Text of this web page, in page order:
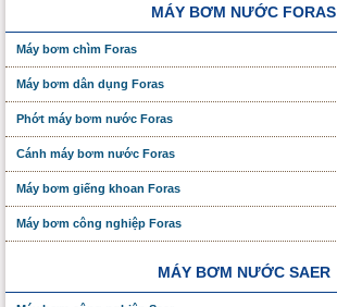
MÁY BƠM NƯỚC FORAS
Máy bơm chìm Foras
Máy bơm dân dụng Foras
Phớt máy bơm nước Foras
Cánh máy bơm nước Foras
Máy bơm giếng khoan Foras
Máy bơm công nghiệp Foras
MÁY BƠM NƯỚC SAER